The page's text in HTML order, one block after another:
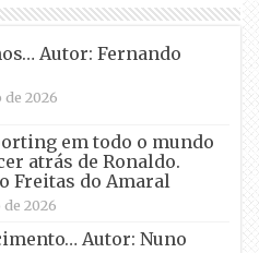
Autor: Fernando
2026
em todo o mundo
atrás de Ronaldo.
Freitas do Amaral
2026
Autor: Nuno